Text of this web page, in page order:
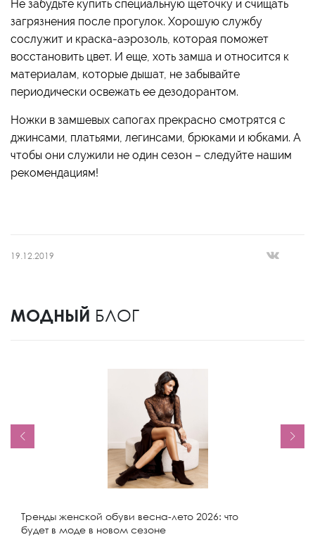
Не забудьте купить специальную щеточку и счищать
загрязнения после прогулок. Хорошую службу
сослужит и краска-аэрозоль, которая поможет
восстановить цвет. И еще, хоть замша и относится к
материалам, которые дышат, не забывайте
периодически освежать ее дезодорантом.
Ножки в замшевых сапогах прекрасно смотрятся с
джинсами, платьями, легинсами, брюками и юбками. А
чтобы они служили не один сезон – следуйте нашим
рекомендациям!
19.12.2019
МОДНЫЙ БЛОГ
Тренды женской обуви весна-лето 2026: что
будет в моде в новом сезоне